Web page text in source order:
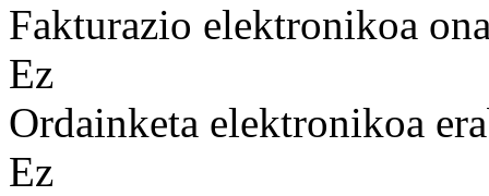
Fakturazio elektronikoa
Ez
Ordainketa elektronikoa
Ez